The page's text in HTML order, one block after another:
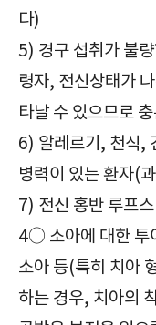
다)
5) 경구 섭취가 불
령자, 전신상태가
타날 수 있으므로
6) 알레르기, 천식,
병력이 있는 환자(
7) 전신 홍반 루프
4○ 소아에 대한 투
소아 등(특히 치아
하는 경우, 치아의